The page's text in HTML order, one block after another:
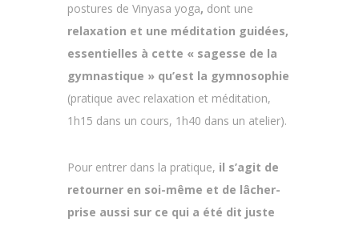
postures de Vinyasa yoga, dont une
relaxation et une méditation guidées,
essentielles à cette « sagesse de la
gymnastique » qu’est la gymnosophie
(pratique avec relaxation et méditation,
1h15 dans un cours, 1h40 dans un atelier).
Pour entrer dans la pratique, il s’agit de
retourner en soi-même et de lâcher-
prise aussi sur ce qui a été dit juste